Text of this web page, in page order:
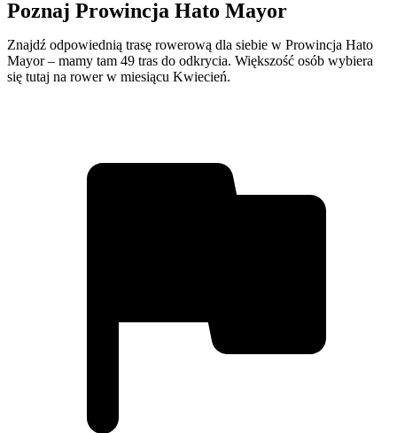
Poznaj Prowincja Hato Mayor
Znajdź odpowiednią trasę rowerową dla siebie w Prowincja Hato
Mayor – mamy tam 49 tras do odkrycia. Większość osób wybiera
się tutaj na rower w miesiącu Kwiecień.